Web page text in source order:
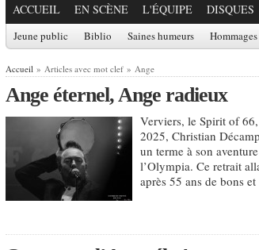
ACCUEIL EN SCÈNE L'ÉQUIPE DISQUES
Jeune public Biblio Saines humeurs Hommages
Accueil » Articles avec mot clef » Ange
Ange éternel, Ange radieux
Verviers, le Spirit of
2025, Christian
un terme à son
l’Olympia. Ce retrait
après 55 ans de bons